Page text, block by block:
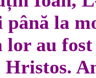
până la
lor au
Hristos.